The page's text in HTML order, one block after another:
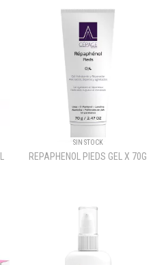
SIN STOCK
REPAPHENOL PIEDS GEL X 70G